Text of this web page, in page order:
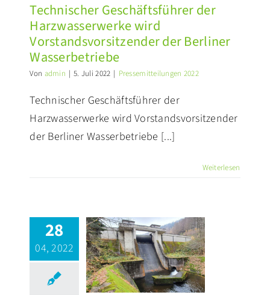
2022
Technischer Geschäftsführer der
Harzwasserwerke wird
Vorstandsvorsitzender der Berliner
Wasserbetriebe
Von admin | 5. Juli 2022 | Pressemitteilungen 2022
Technischer Geschäftsführer der
Harzwasserwerke wird Vorstandsvorsitzender
der Berliner Wasserbetriebe [...]
Weiterlesen
28
04, 2022